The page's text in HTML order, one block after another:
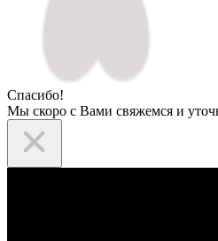
Спасибо!
Мы скоро с Вами свяжемся и